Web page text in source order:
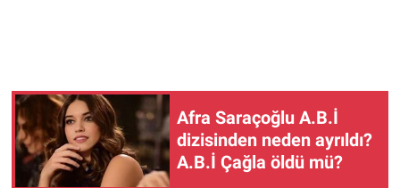
Afra Saraçoğlu A.B.İ
dizisinden neden ayrıldı?
A.B.İ Çağla öldü mü?